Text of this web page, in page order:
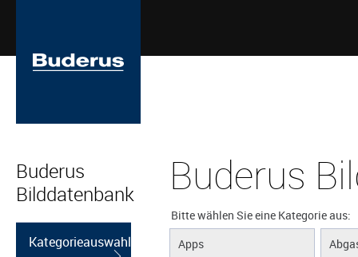
Buderus
Bilddatenbank
Kategorieauswahl
Buderus
Bitte wählen Sie eine Kategorie aus:
Apps